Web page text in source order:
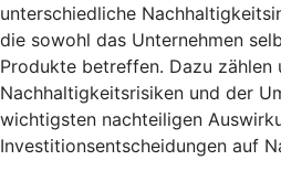
unterschiedliche
die sowohl das Unternehmen
Produkte betreffen. Dazu zählen
Nachhaltigkeitsrisiken und der
wichtigsten nachteiligen
Investitionsentscheidungen auf